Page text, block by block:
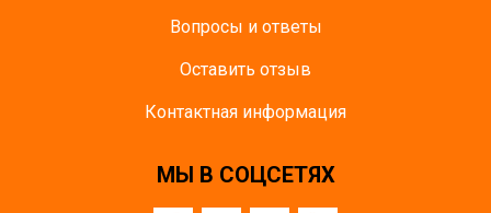
Вопросы и ответы
Оставить отзыв
Контактная информация
МЫ В СОЦСЕТЯХ